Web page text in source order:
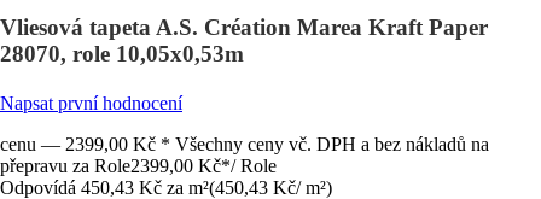
Vliesová tapeta A.S. Création Marea Kraft Paper
28070, role 10,05x0,53m
Napsat první hodnocení
cenu — 2399,00 Kč * Všechny ceny vč. DPH a bez nákladů na
přepravu za Role2399,00 Kč*/ Role
Odpovídá 450,43 Kč za m²(450,43 Kč/ m²)